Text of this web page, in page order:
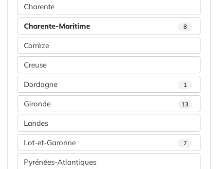
Charente
Charente-Maritime 8
Corrèze
Creuse
Dordogne 1
Gironde 13
Landes
Lot-et-Garonne 7
Pyrénées-Atlantiques